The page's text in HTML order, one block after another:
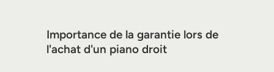
Importance de la garantie lors de
l'achat d'un piano droit